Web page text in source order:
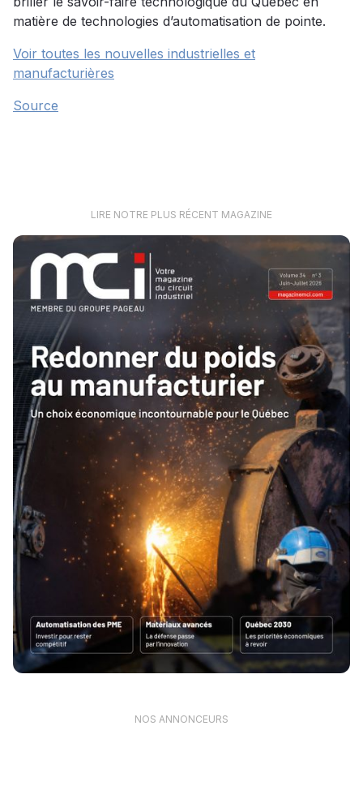
matière de technologies d’automatisation de pointe.
Voir toutes les nouvelles industrielles et
manufacturières
Source
LIRE NOTRE PLUS RÉCENT MAGAZINE
NOS ANNONCEURS